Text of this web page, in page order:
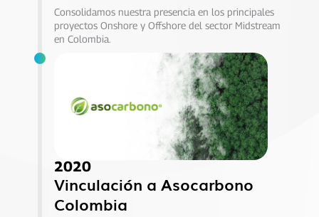
Consolidamos nuestra presencia en los principales
proyectos Onshore y Offshore del sector Midstream
en Colombia.
2020
Vinculación a Asocarbono
Colombia